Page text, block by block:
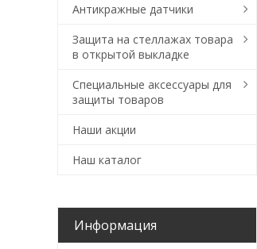
Антикражные датчики
Защита на стеллажах товара
в открытой выкладке
Специальные аксессуары для
защиты товаров
Наши акции
Наш каталог
Информация